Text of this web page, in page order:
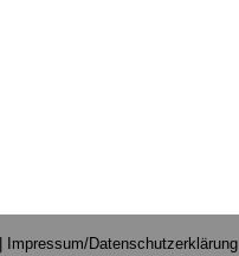
Impressum/Datenschutzerklärung